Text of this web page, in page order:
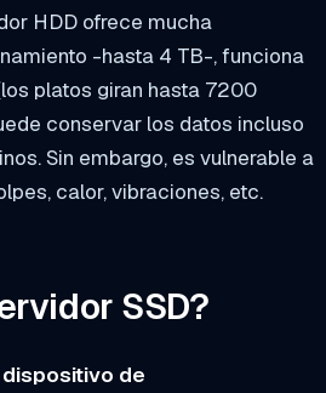
HDD ofrece mucha
-hasta 4 TB-, funciona
platos giran hasta 7200
conservar los datos incluso
Sin embargo, es vulnerable a
calor, vibraciones, etc.
SSD?
dispositivo de